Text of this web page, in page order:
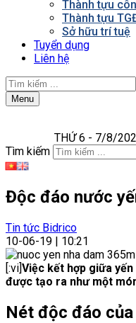
Thành tựu
Thành tựu
Sở hữu trí tuệ
Tuyển dụng
Liên hệ
Menu
THỨ 6 - 7/8/
Tìm kiếm
Độc đáo nước
Tin tức Bidrico
10-06-19 | 10:21
[:vi]Việc kết hợp giữa
được tạo ra như một
Nét độc đáo